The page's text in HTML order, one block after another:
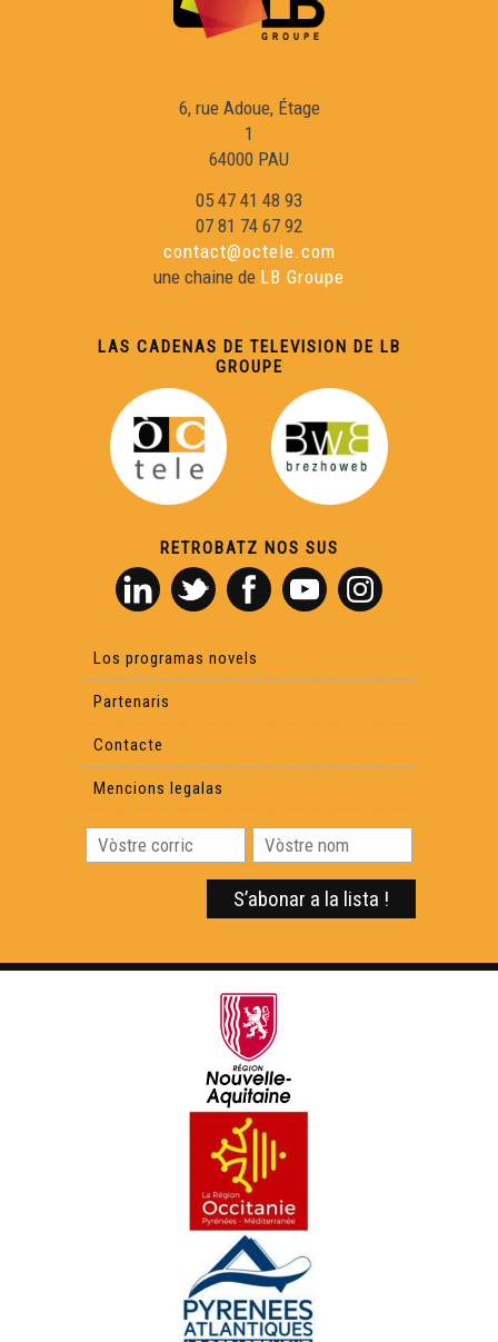
6, rue Adoue, Étage
1
64000 PAU
05 47 41 48 93
07 81 74 67 92
contact@octele.com
une chaine de LB Groupe
LAS CADENAS DE TELEVISION DE LB
GROUPE
RETROBATZ NOS SUS
Los programas novels
Partenaris
Contacte
Mencions legalas